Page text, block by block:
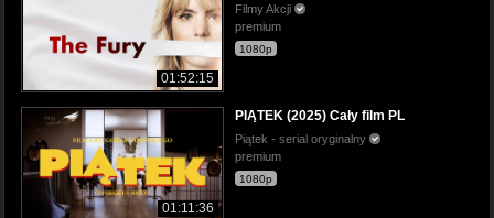
01:52:15
Filmy Akcji
premium
1080p
01:11:36
PIĄTEK (2025) Cały film PL
Piątek - serial oryginalny
premium
1080p